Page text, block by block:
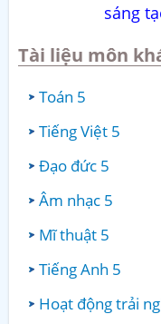
sáng
Tài liệu môn
Toán 5
Tiếng Việt 5
Đạo đức 5
Âm nhạc 5
Mĩ thuật 5
Tiếng Anh 5
Hoạt động trải